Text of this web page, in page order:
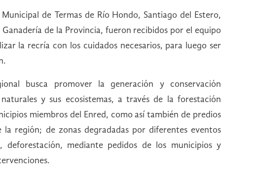
de Termas de Río Hondo, Santiago del Estero,
de la Provincia, fueron recibidos por el equipo
la recría con los cuidados necesarios, para luego ser
busca promover la generación y conservación
y sus ecosistemas, a través de la forestación
miembros del Enred, como así también de predios
región; de zonas degradadas por diferentes eventos
deforestación, mediante pedidos de los municipios y